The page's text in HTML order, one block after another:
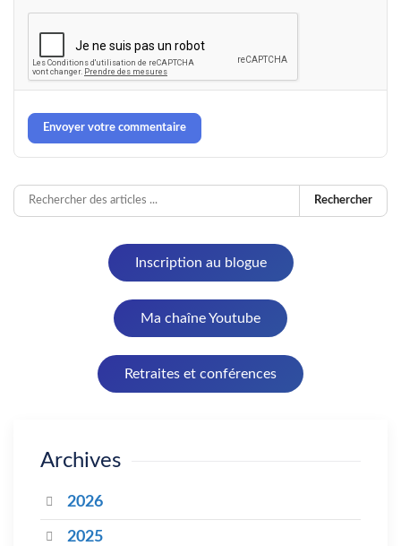
Envoyer votre commentaire
Rechercher
Inscription au blogue
Ma chaîne Youtube
Retraites et conférences
Archives
2026
2025